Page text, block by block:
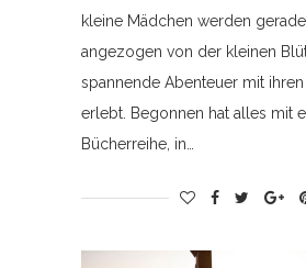
kleine Mädchen werden
angezogen von der kleinen
spannende Abenteuer mit
erlebt. Begonnen hat alles mit
Bücherreihe, in…